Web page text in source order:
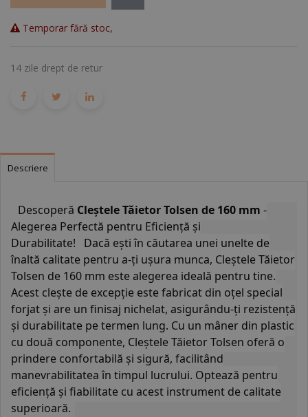
Temporar fără stoc,
14 zile drept de retur
Descriere
Descoperă Cleștele Tăietor Tolsen de 160 mm -
Alegerea Perfectă pentru Eficiență și
Durabilitate!
Dacă ești în căutarea unei unelte de
înaltă calitate pentru a-ți ușura munca, Cleștele Tăietor
Tolsen de 160 mm este alegerea ideală pentru tine.
Acest clește de excepție este fabricat din oțel special
forjat și are un finisaj nichelat, asigurându-ți rezistență
și durabilitate pe termen lung. Cu un mâner din plastic
cu două componente, Cleștele Tăietor Tolsen oferă o
prindere confortabilă și sigură, facilitând
manevrabilitatea în timpul lucrului. Optează pentru
eficiență și fiabilitate cu acest instrument de calitate
superioară.